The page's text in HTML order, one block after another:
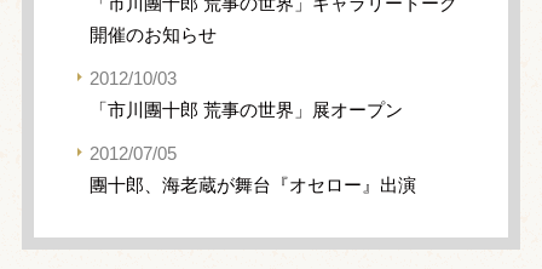
開催のお知らせ
2012/10/03
「市川團十郎 荒事の世界」展オープン
2012/07/05
團十郎、海老蔵が舞台『オセロー』出演